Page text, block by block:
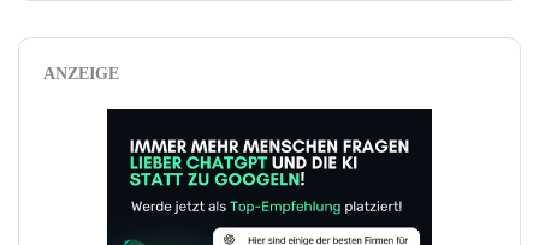
ANZEIGE